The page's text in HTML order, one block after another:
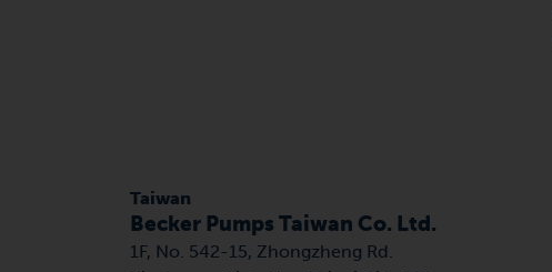
Taiwan
Becker Pumps Taiwan Co. Ltd.
1F, No. 542-15, Zhongzheng Rd.